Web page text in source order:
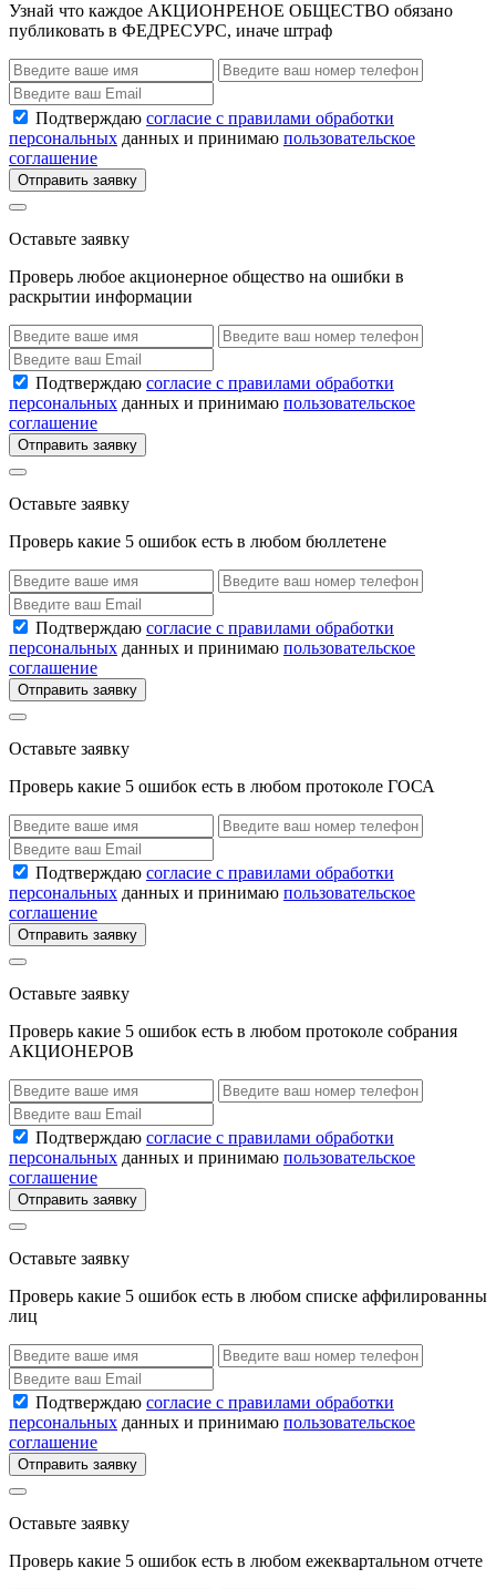
Узнай что каждое АКЦИОНРЕНОЕ ОБЩЕСТВО обязано
публиковать в ФЕДРЕСУРС, иначе штраф
Подтверждаю согласие с правилами обработки
персональных данных и принимаю пользовательское
соглашение
Отправить заявку
Оставьте заявку
Проверь любое акционерное общество на ошибки в
раскрытии информации
Подтверждаю согласие с правилами обработки
персональных данных и принимаю пользовательское
соглашение
Отправить заявку
Оставьте заявку
Проверь какие 5 ошибок есть в любом бюллетене
Подтверждаю согласие с правилами обработки
персональных данных и принимаю пользовательское
соглашение
Отправить заявку
Оставьте заявку
Проверь какие 5 ошибок есть в любом протоколе ГОСА
Подтверждаю согласие с правилами обработки
персональных данных и принимаю пользовательское
соглашение
Отправить заявку
Оставьте заявку
Проверь какие 5 ошибок есть в любом протоколе собрания
АКЦИОНЕРОВ
Подтверждаю согласие с правилами обработки
персональных данных и принимаю пользовательское
соглашение
Отправить заявку
Оставьте заявку
Проверь какие 5 ошибок есть в любом списке аффилированны
лиц
Подтверждаю согласие с правилами обработки
персональных данных и принимаю пользовательское
соглашение
Отправить заявку
Оставьте заявку
Проверь какие 5 ошибок есть в любом ежеквартальном отчете